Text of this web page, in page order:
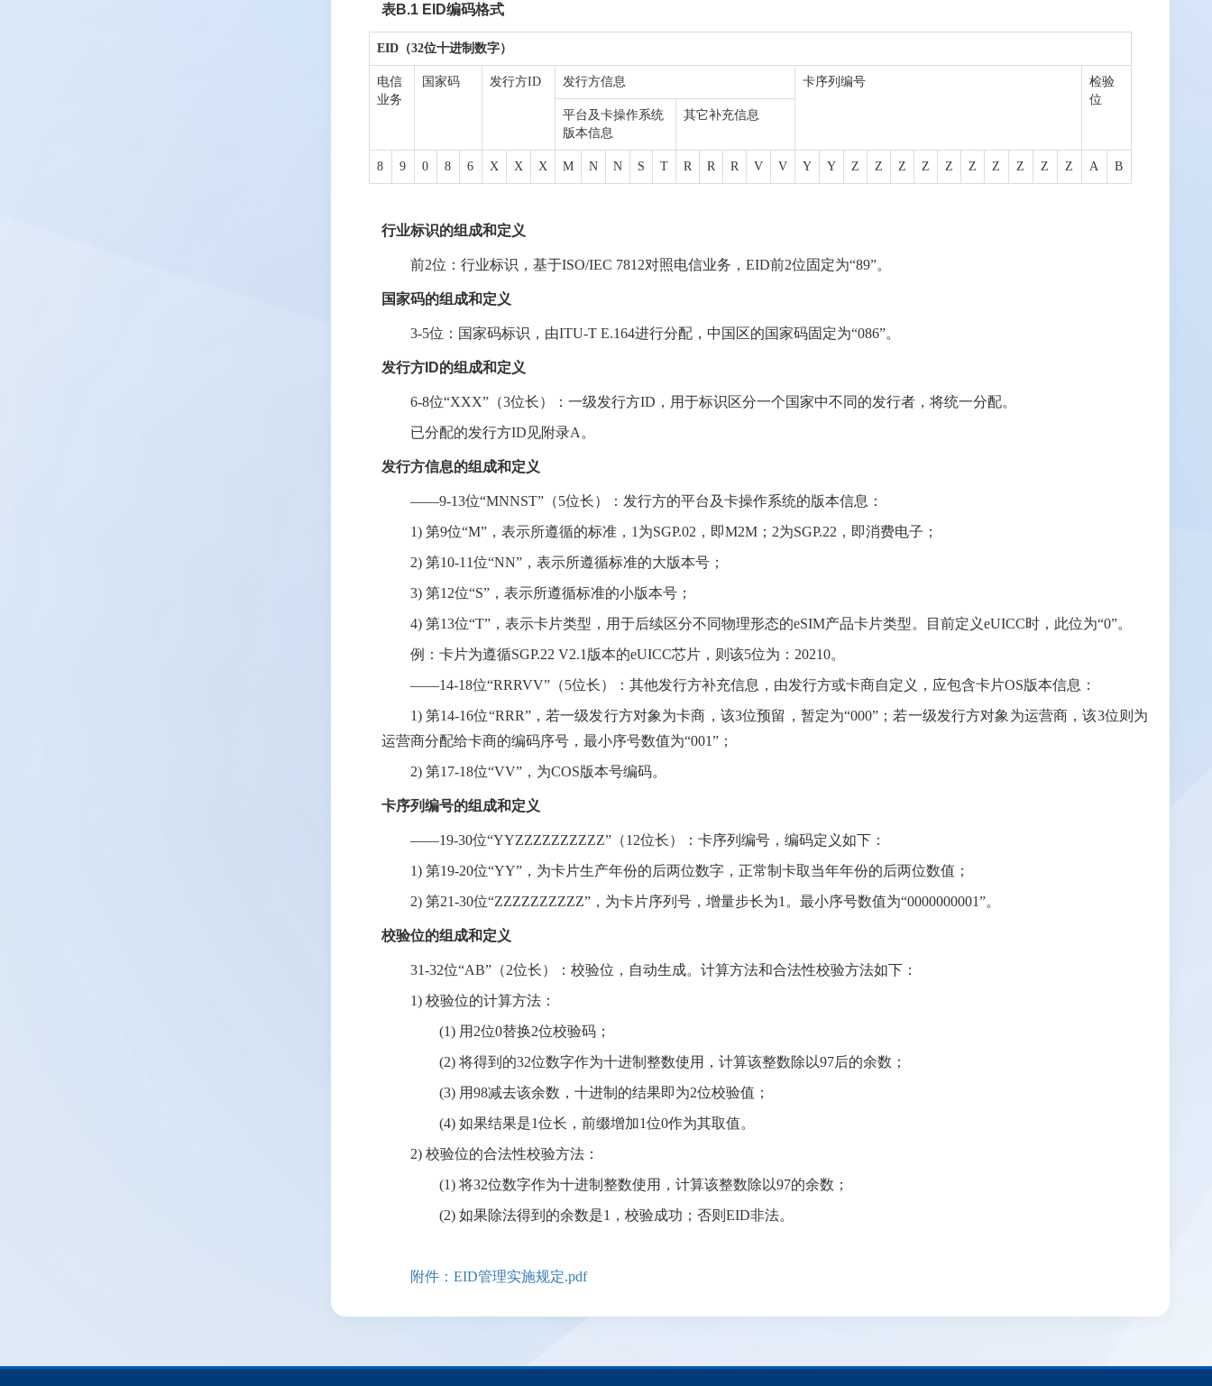
表B.1 EID编码格式
EID（32位十进制数字）
电信
业务
国家码 发行方ID 发行方信息 卡序列编号
检验
位
平台及卡操作系统
版本信息
其它补充信息
8 9 0 8 6 X X X M N N S T R R R V V Y Y Z Z Z Z Z Z Z Z Z Z A B
行业标识的组成和定义
前2位：行业标识，基于ISO/IEC 7812对照电信业务，EID前2位固定为“89”。
国家码的组成和定义
3-5位：国家码标识，由ITU-T E.164进行分配，中国区的国家码固定为“086”。
发行方ID的组成和定义
6-8位“XXX”（3位长）：一级发行方ID，用于标识区分一个国家中不同的发行者，将统一分配。
已分配的发行方ID见附录A。
发行方信息的组成和定义
——9-13位“MNNST”（5位长）：发行方的平台及卡操作系统的版本信息：
1) 第9位“M”，表示所遵循的标准，1为SGP.02，即M2M；2为SGP.22，即消费电子；
2) 第10-11位“NN”，表示所遵循标准的大版本号；
3) 第12位“S”，表示所遵循标准的小版本号；
4) 第13位“T”，表示卡片类型，用于后续区分不同物理形态的eSIM产品卡片类型。目前定义eUICC时，此位为“0”。
例：卡片为遵循SGP.22 V2.1版本的eUICC芯片，则该5位为：20210。
——14-18位“RRRVV”（5位长）：其他发行方补充信息，由发行方或卡商自定义，应包含卡片OS版本信息：
1) 第14-16位“RRR”，若一级发行方对象为卡商，该3位预留，暂定为“000”；若一级发行方对象为运营商，该3位则为
运营商分配给卡商的编码序号，最小序号数值为“001”；
2) 第17-18位“VV”，为COS版本号编码。
卡序列编号的组成和定义
——19-30位“YYZZZZZZZZZZ”（12位长）：卡序列编号，编码定义如下：
1) 第19-20位“YY”，为卡片生产年份的后两位数字，正常制卡取当年年份的后两位数值；
2) 第21-30位“ZZZZZZZZZZ”，为卡片序列号，增量步长为1。最小序号数值为“0000000001”。
校验位的组成和定义
31-32位“AB”（2位长）：校验位，自动生成。计算方法和合法性校验方法如下：
1) 校验位的计算方法：
(1) 用2位0替换2位校验码；
(2) 将得到的32位数字作为十进制整数使用，计算该整数除以97后的余数；
(3) 用98减去该余数，十进制的结果即为2位校验值；
(4) 如果结果是1位长，前缀增加1位0作为其取值。
2) 校验位的合法性校验方法：
(1) 将32位数字作为十进制整数使用，计算该整数除以97的余数；
(2) 如果除法得到的余数是1，校验成功；否则EID非法。
附件：EID管理实施规定.pdf